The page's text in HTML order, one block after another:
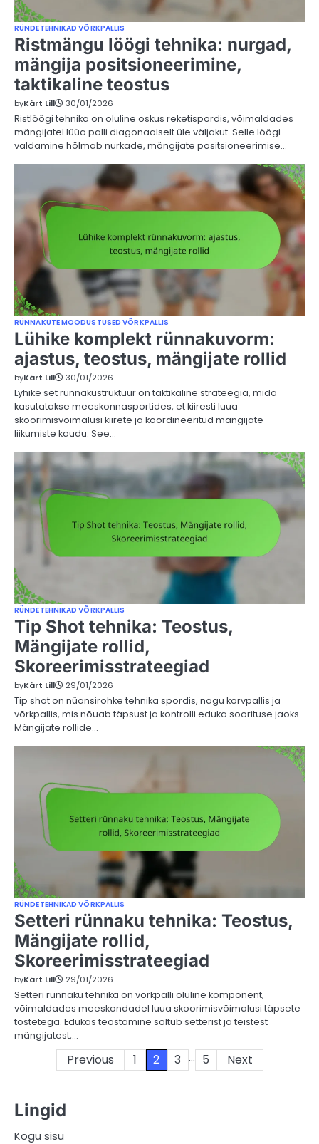
RÜNDETEHNIKAD VÕRKPALLIS
Ristmängu löögi tehnika: nurgad,
mängija positsioneerimine,
taktikaline teostus
byKärt Lill 30/01/2026
Ristlöögi tehnika on oluline oskus reketispordis, võimaldades
mängijatel lüüa palli diagonaalselt üle väljakut. Selle löögi
valdamine hõlmab nurkade, mängijate positsioneerimise…
RÜNNAKUTE MOODUSTUSED VÕRKPALLIS
Lühike komplekt rünnakuvorm:
ajastus, teostus, mängijate rollid
byKärt Lill 30/01/2026
Lyhike set rünnakustruktuur on taktikaline strateegia, mida
kasutatakse meeskonnasportides, et kiiresti luua
skoorimisvõimalusi kiirete ja koordineeritud mängijate
liikumiste kaudu. See…
RÜNDETEHNIKAD VÕRKPALLIS
Tip Shot tehnika: Teostus,
Mängijate rollid,
Skoreerimisstrateegiad
byKärt Lill 29/01/2026
Tip shot on nüansirohke tehnika spordis, nagu korvpallis ja
võrkpallis, mis nõuab täpsust ja kontrolli eduka soorituse jaoks.
Mängijate rollide…
RÜNDETEHNIKAD VÕRKPALLIS
Setteri rünnaku tehnika: Teostus,
Mängijate rollid,
Skoreerimisstrateegiad
byKärt Lill 29/01/2026
Setteri rünnaku tehnika on võrkpalli oluline komponent,
võimaldades meeskondadel luua skoorimisvõimalusi täpsete
tõstetega. Edukas teostamine sõltub setterist ja teistest
mängijatest,…
Previous 1 2 3 … 5 Next
Lingid
Kogu sisu